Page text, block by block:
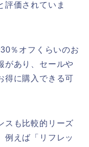
評価されていま
％オフくらいのお
があり、セールや
得に購入できる可
スも比較的リーズ
例えば「リフレッ